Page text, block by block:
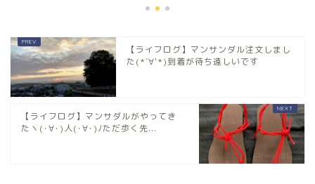
【ライフログ】マンサンダル注文しまし
た(*´∀`*)到着が待ち遠しいです
【ライフログ】マンサダルがやってき
たヽ(･∀･)人(･∀･)ﾉただ歩く先...